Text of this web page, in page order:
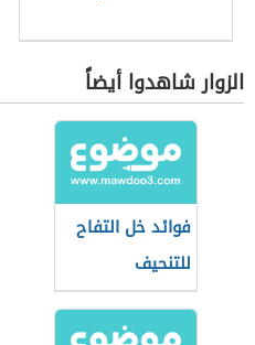
الزوار شاهدوا أيضاً
فوائد خل التفاح
للتنحيف